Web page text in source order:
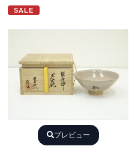
SALE
プレビュー